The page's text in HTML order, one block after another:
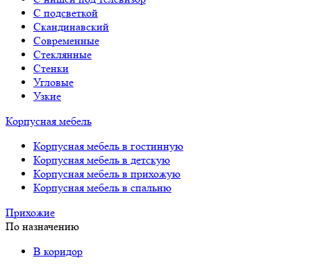
С подсветкой
Скандинавский
Современные
Стеклянные
Стенки
Угловые
Узкие
Корпусная мебель
Корпусная мебель в гостинную
Корпусная мебель в детскую
Корпусная мебель в прихожую
Корпусная мебель в спальню
Прихожие
По назначению
В коридор